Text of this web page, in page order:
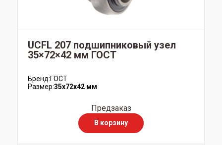
UCFL 207 подшипниковый узел
35×72×42 мм ГОСТ
Бренд:ГОСТ
Размер:35x72x42 мм
Предзаказ
В корзину